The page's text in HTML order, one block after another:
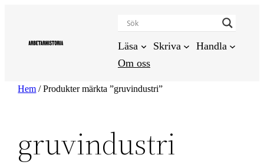
innehåll
Läsa Skriva
Handla
Om oss
Hem / Produkter märkta ”gruvindustri”
gruvindustri